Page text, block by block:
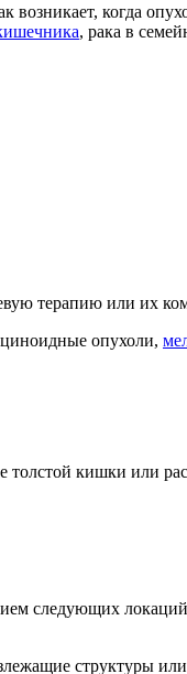
когда
, рака в
терапию или их
опухоли,
кишки или
следующих
структуры